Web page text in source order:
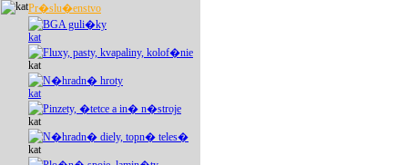
Pr�slu�enstvo
BGA guli�ky
Fluxy, pasty, kvapaliny, kolof�nie
N�hradn� hroty
Pinzety, �tetce a in� n�stroje
N�hradn� diely, topn� teles�